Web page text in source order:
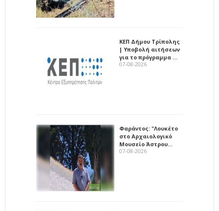
ΚΕΠ Δήμου Τρίπολης
| Υποβολή αιτήσεων
για το πρόγραμμα …
07-08-2026
Φαράντος: "Λουκέτο
στο Αρχαιολογικό
Μουσείο Άστρου…
07-08-2026